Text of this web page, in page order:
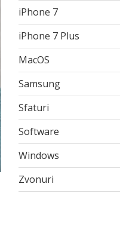
iPhone 7
iPhone 7 Plus
MacOS
Samsung
Sfaturi
Software
Windows
Zvonuri